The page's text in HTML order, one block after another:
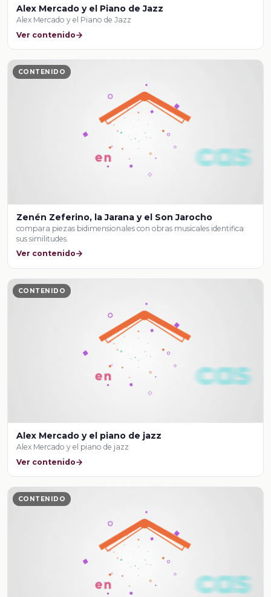
Alex Mercado y el Piano de Jazz
Alex Mercado y el Piano de Jazz
Ver contenido
CONTENIDO
Zenén Zeferino, la Jarana y el Son Jarocho
compara piezas bidimensionales con obras musicales identifica
sus similitudes.
Ver contenido
CONTENIDO
Alex Mercado y el piano de jazz
Alex Mercado y el piano de jazz
Ver contenido
CONTENIDO